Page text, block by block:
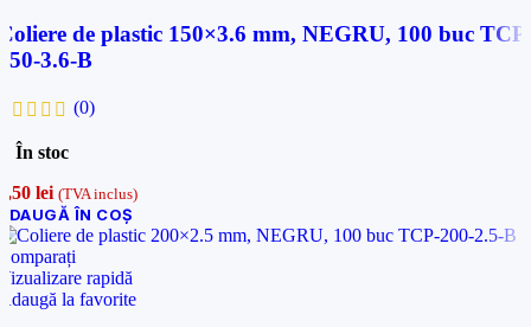
de plastic 150×3.6 mm, NEGRU, 100 buc
3.6-B
(0)
În stoc
lei (TVA inclus)
ÎN COȘ
rapidă
la favorite